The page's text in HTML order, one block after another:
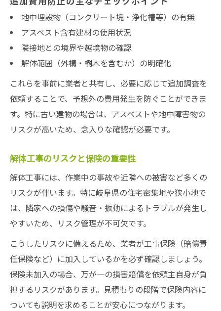
地中埋設物（コンクリート塊・浄化槽等）の有無
アスベスト含有建材の使用状況
隣接地との境界や越境物の確認
解体範囲（外構・樹木を含むか）の明確化
これらを事前に業者と共有し、必要に応じて追加調査を
依頼することで、予想外の費用発生を防ぐことができま
す。特に古い建物の場合は、アスベストや地中障害物の
リスクが高いため、念入りな確認が必要です。
解体工事のリスクと保険の重要性
解体工事には、作業中の事故や近隣への被害など多くの
リスクが伴います。特に岐阜県の住宅密集地や狭小地で
は、隣家への損傷や騒音・振動によるトラブルが発生し
やすいため、リスク管理が不可欠です。
こうしたリスクに備えるため、業者が工事保険（賠償責
任保険など）に加入しているかを必ず確認しましょう。
保険未加入の場合、万が一の損害賠償を依頼主自身が負
担するリスクがあります。見積もりの段階で保険内容に
ついても説明を求めることが安心につながります。